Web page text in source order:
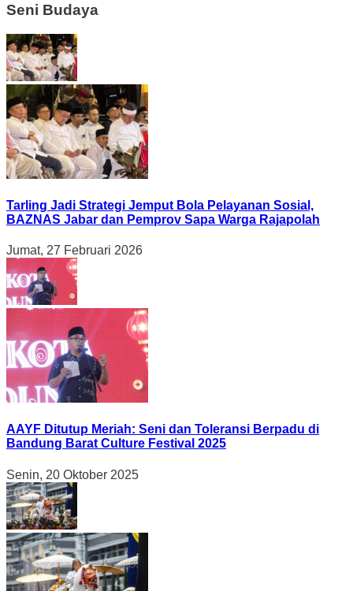
Seni Budaya
Tarling Jadi Strategi Jemput Bola Pelayanan Sosial,
BAZNAS Jabar dan Pemprov Sapa Warga Rajapolah
Jumat, 27 Februari 2026
AAYF Ditutup Meriah: Seni dan Toleransi Berpadu di
Bandung Barat Culture Festival 2025
Senin, 20 Oktober 2025